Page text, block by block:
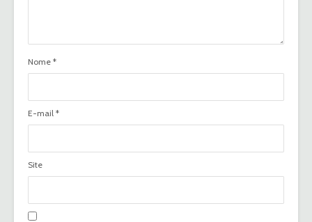
Nome *
E-mail *
Site